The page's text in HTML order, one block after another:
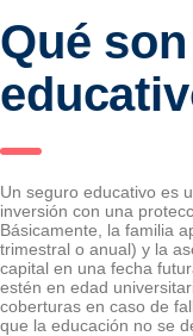
Qué
Un seguro educativo es
inversión con una
Básicamente, la familia
trimestral o anual) y la
capital en una fecha
estén en edad
coberturas en caso de
que la educación no se